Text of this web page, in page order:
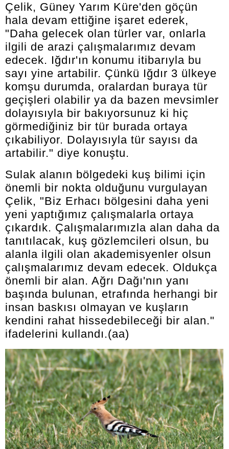
Çelik, Güney Yarım Küre'den göçün
hala devam ettiğine işaret ederek,
"Daha gelecek olan türler var, onlarla
ilgili de arazi çalışmalarımız devam
edecek. Iğdır'ın konumu itibarıyla bu
sayı yine artabilir. Çünkü Iğdır 3 ülkeye
komşu durumda, oralardan buraya tür
geçişleri olabilir ya da bazen mevsimler
dolayısıyla bir bakıyorsunuz ki hiç
görmediğiniz bir tür burada ortaya
çıkabiliyor. Dolayısıyla tür sayısı da
artabilir." diye konuştu.
Sulak alanın bölgedeki kuş bilimi için
önemli bir nokta olduğunu vurgulayan
Çelik, "Biz Erhacı bölgesini daha yeni
yeni yaptığımız çalışmalarla ortaya
çıkardık. Çalışmalarımızla alan daha da
tanıtılacak, kuş gözlemcileri olsun, bu
alanla ilgili olan akademisyenler olsun
çalışmalarımız devam edecek. Oldukça
önemli bir alan. Ağrı Dağı'nın yanı
başında bulunan, etrafında herhangi bir
insan baskısı olmayan ve kuşların
kendini rahat hissedebileceği bir alan."
ifadelerini kullandı.(aa)